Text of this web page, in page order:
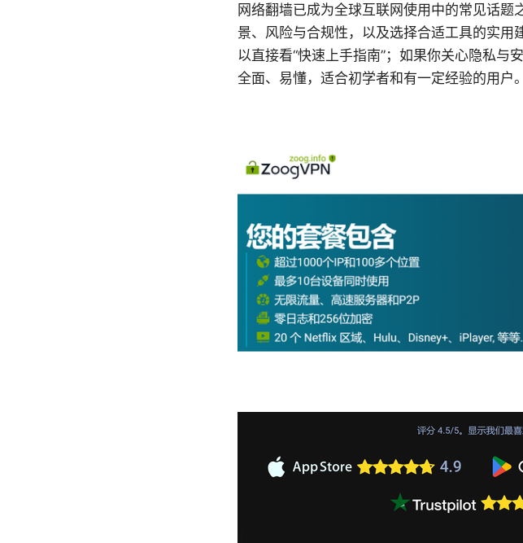
网络翻墙已成为全球互联网使用中的常见话
景、风险与合规性，以及选择合适工具的实
以直接看“快速上手指南”；如果你关心隐私与
全面、易懂，适合初学者和有一定经验的用户。